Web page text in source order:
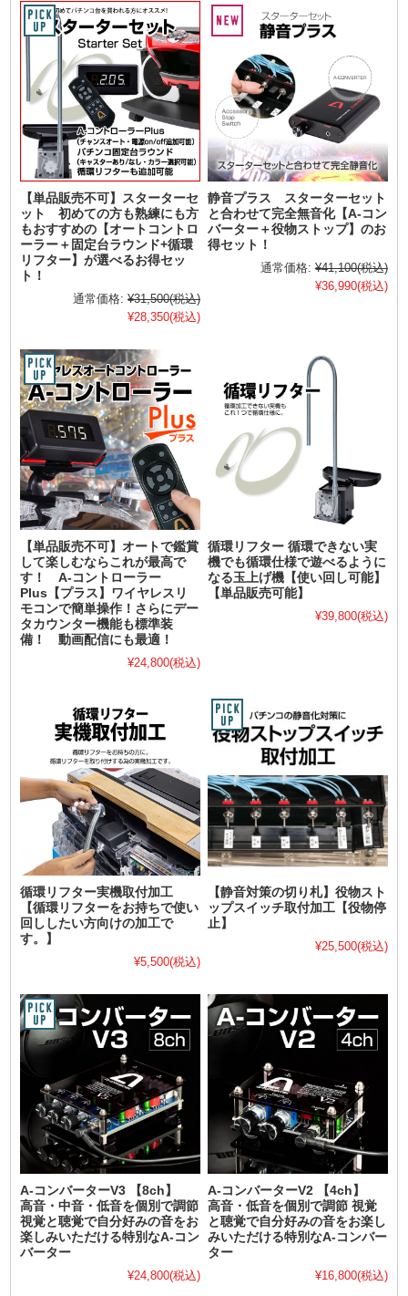
【単品販売不可】スターターセ
ット 初めての方も熟練にも方
もおすすめの【オートコントロ
ーラー＋固定台ラウンド+循環
リフター】が選べるお得セッ
ト！
通常価格: ¥31,500(税込)
¥28,350(税込)
静音プラス スターターセット
と合わせて完全無音化【A-コン
バーター＋役物ストップ】のお
得セット！
通常価格: ¥41,100(税込)
¥36,990(税込)
【単品販売不可】オートで鑑賞
して楽しむならこれが最高で
す！ A-コントローラー
Plus【プラス】ワイヤレスリ
モコンで簡単操作！さらにデー
タカウンター機能も標準装
備！ 動画配信にも最適！
¥24,800(税込)
循環リフター 循環できない実
機でも循環仕様で遊べるように
なる玉上げ機【使い回し可能】
【単品販売可能】
¥39,800(税込)
循環リフター実機取付加工
【循環リフターをお持ちで使い
回ししたい方向けの加工で
す。】
¥5,500(税込)
【静音対策の切り札】役物スト
ップスイッチ取付加工【役物停
止】
¥25,500(税込)
A-コンバーターV3 【8ch】
高音・中音・低音を個別で調節
視覚と聴覚で自分好みの音をお
楽しみいただける特別なA-コン
バーター
¥24,800(税込)
A-コンバーターV2 【4ch】
高音・低音を個別で調節 視覚
と聴覚で自分好みの音をお楽し
みいただける特別なA-コンバー
ター
¥16,800(税込)